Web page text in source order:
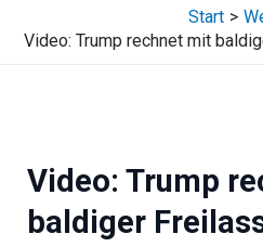
Start
Video: Trump rechnet mit
Video: Trump
baldiger